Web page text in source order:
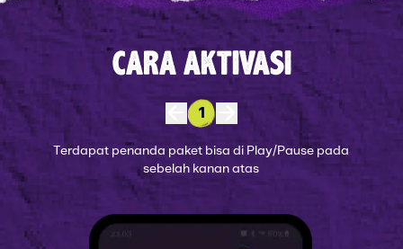
CARA AKTIVASI
1
Terdapat penanda paket bisa di Play/Pause pada
sebelah kanan atas